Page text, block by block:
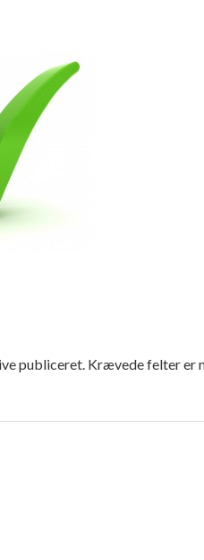
publiceret. Krævede felter er